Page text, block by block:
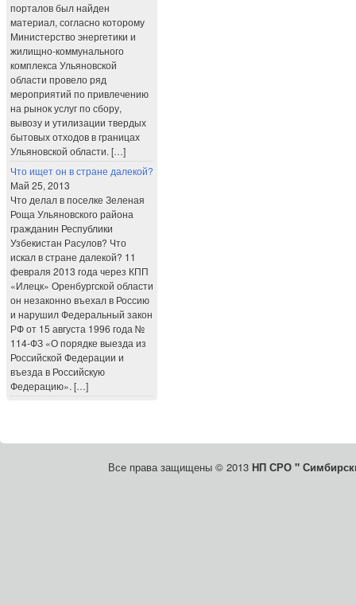
порталов был найден
материал, согласно которому
Министерство энергетики и
жилищно-коммунального
комплекса Ульяновской
области провело ряд
мероприятий по привлечению
на рынок услуг по сбору,
вывозу и утилизации твердых
бытовых отходов в границах
Ульяновской области. […]
Что ищет он в стране далекой?
Май 25, 2013
Что делал в поселке Зеленая
Роща Ульяновского района
гражданин Республики
Узбекистан Расулов? Что
искал в стране далекой? 11
февраля 2013 года через КПП
«Илецк» Оренбургской области
он незаконно въехал в Россию
и нарушил Федеральный закон
РФ от 15 августа 1996 года №
114-ФЗ «О порядке выезда из
Российской Федерации и
въезда в Российскую
Федерацию». […]
Все права защищены © 2013 НП СРО "